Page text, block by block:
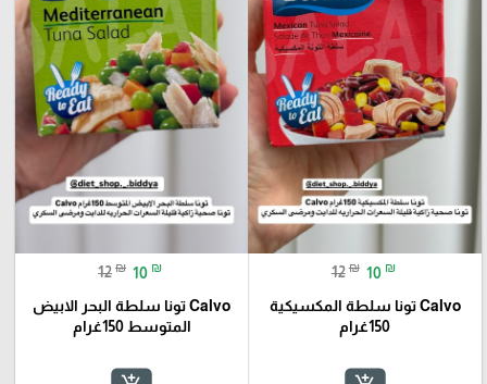
12 ₪ 10 ₪
Calvo تونا سلطة المكسيكية
150غرام
12 ₪ 10 ₪
Calvo تونا سلطة البحر الابيض
المتوسط 150غرام